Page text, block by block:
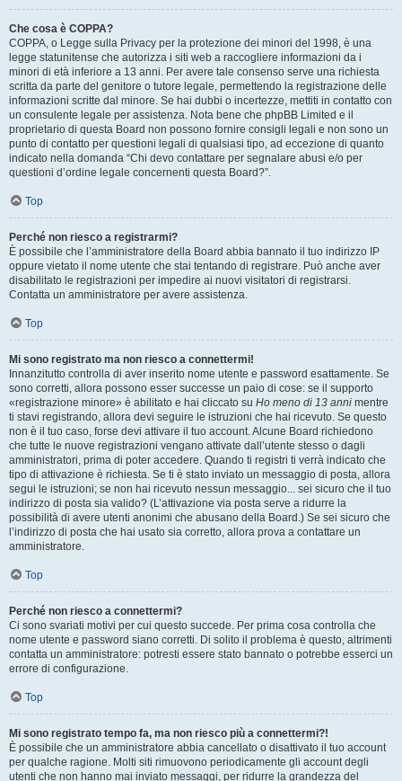
Che cosa è COPPA?
COPPA, o Legge sulla Privacy per la protezione dei minori del 1998, è una
legge statunitense che autorizza i siti web a raccogliere informazioni da i
minori di età inferiore a 13 anni. Per avere tale consenso serve una richiesta
scritta da parte del genitore o tutore legale, permettendo la registrazione delle
informazioni scritte dal minore. Se hai dubbi o incertezze, mettiti in contatto con
un consulente legale per assistenza. Nota bene che phpBB Limited e il
proprietario di questa Board non possono fornire consigli legali e non sono un
punto di contatto per questioni legali di qualsiasi tipo, ad eccezione di quanto
indicato nella domanda “Chi devo contattare per segnalare abusi e/o per
questioni d’ordine legale concernenti questa Board?”.
Top
Perché non riesco a registrarmi?
È possibile che l’amministratore della Board abbia bannato il tuo indirizzo IP
oppure vietato il nome utente che stai tentando di registrare. Può anche aver
disabilitato le registrazioni per impedire ai nuovi visitatori di registrarsi.
Contatta un amministratore per avere assistenza.
Top
Mi sono registrato ma non riesco a connettermi!
Innanzitutto controlla di aver inserito nome utente e password esattamente. Se
sono corretti, allora possono esser successe un paio di cose: se il supporto
«registrazione minore» è abilitato e hai cliccato su Ho meno di 13 anni mentre
ti stavi registrando, allora devi seguire le istruzioni che hai ricevuto. Se questo
non è il tuo caso, forse devi attivare il tuo account. Alcune Board richiedono
che tutte le nuove registrazioni vengano attivate dall’utente stesso o dagli
amministratori, prima di poter accedere. Quando ti registri ti verrà indicato che
tipo di attivazione è richiesta. Se ti è stato inviato un messaggio di posta, allora
segui le istruzioni; se non hai ricevuto nessun messaggio... sei sicuro che il tuo
indirizzo di posta sia valido? (L’attivazione via posta serve a ridurre la
possibilità di avere utenti anonimi che abusano della Board.) Se sei sicuro che
l’indirizzo di posta che hai usato sia corretto, allora prova a contattare un
amministratore.
Top
Perché non riesco a connettermi?
Ci sono svariati motivi per cui questo succede. Per prima cosa controlla che
nome utente e password siano corretti. Di solito il problema è questo, altrimenti
contatta un amministratore: potresti essere stato bannato o potrebbe esserci un
errore di configurazione.
Top
Mi sono registrato tempo fa, ma non riesco più a connettermi?!
È possibile che un amministratore abbia cancellato o disattivato il tuo account
per qualche ragione. Molti siti rimuovono periodicamente gli account degli
utenti che non hanno mai inviato messaggi, per ridurre la grandezza del